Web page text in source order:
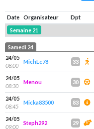
Date Organisateur Dpt
Semaine 21
Samedi 24
24/05
08:00
MichLc78 33
24/05
08:30
Menou 30
24/05
08:45
Micka83500 83
24/05
09:00
Steph292 29